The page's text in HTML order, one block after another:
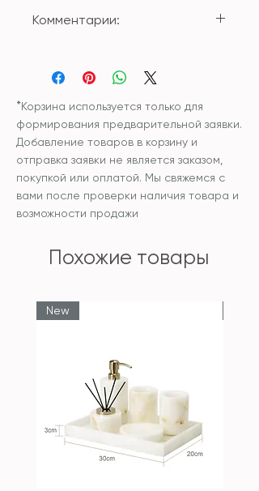
хлопок /25% акрил/ 45%
полиестер
Комментарии:
с внутренней подушкой или без
внутренней подушки.
*Корзина используется только для
формирования предварительной заявки.
Добавление товаров в корзину и
отправка заявки не является заказом,
покупкой или оплатой. Мы свяжемся с
вами после проверки наличия товара и
возможности продажи
Похожие товары
New